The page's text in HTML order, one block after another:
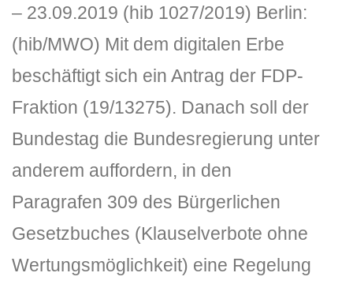
– 23.09.2019 (hib 1027/2019) Berlin:
(hib/MWO) Mit dem digitalen Erbe
beschäftigt sich ein Antrag der FDP-
Fraktion (19/13275). Danach soll der
Bundestag die Bundesregierung unter
anderem auffordern, in den
Paragrafen 309 des Bürgerlichen
Gesetzbuches (Klauselverbote ohne
Wertungsmöglichkeit) eine Regelung